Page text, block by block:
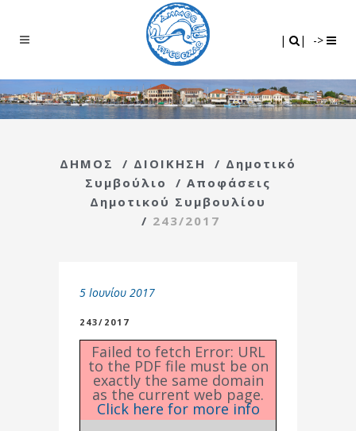
| | ->
ΔΗΜΟΣ / ΔΙΟΙΚΗΣΗ / Δημοτικό
Συμβούλιο
/ Αποφάσεις
Δημοτικού Συμβουλίου
/ 243/2017
5 Ιουνίου 2017
243/2017
Failed to fetch Error: URL
to the PDF file must be on
exactly the same domain
as the current web page.
Click here for more info